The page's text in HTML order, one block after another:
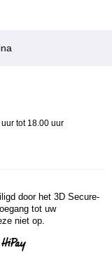
tot 18.00 uur
door het 3D Secure-
tot uw
niet op.